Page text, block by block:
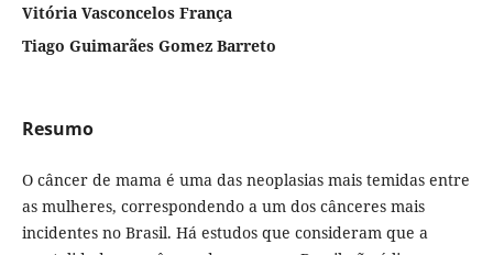
Vitória Vasconcelos França
Tiago Guimarães Gomez Barreto
Resumo
O câncer de mama é uma das neoplasias mais temidas entre
as mulheres, correspondendo a um dos cânceres mais
incidentes no Brasil. Há estudos que consideram que a